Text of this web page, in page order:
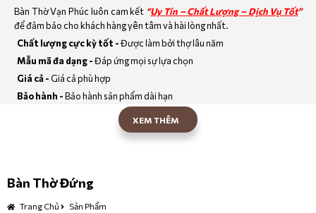
Bàn Thờ Vạn Phúc luôn cam kết “Uy Tín – Chất Lượng – Dịch Vụ Tốt”
để đảm bảo cho khách hàng yên tâm và hài lòng nhất.
Chất lượng cực kỳ tốt -Được làm bởi thợ lâu năm
Mẫu mã đa dạng -Đáp ứng mọi sự lựa chọn
Giá cả -Giá cả phù hợp
Bảo hành -Bảo hành sản phẩm dài hạn
XEM THÊM
Bàn Thờ Đứng
Trang Chủ Sản Phẩm